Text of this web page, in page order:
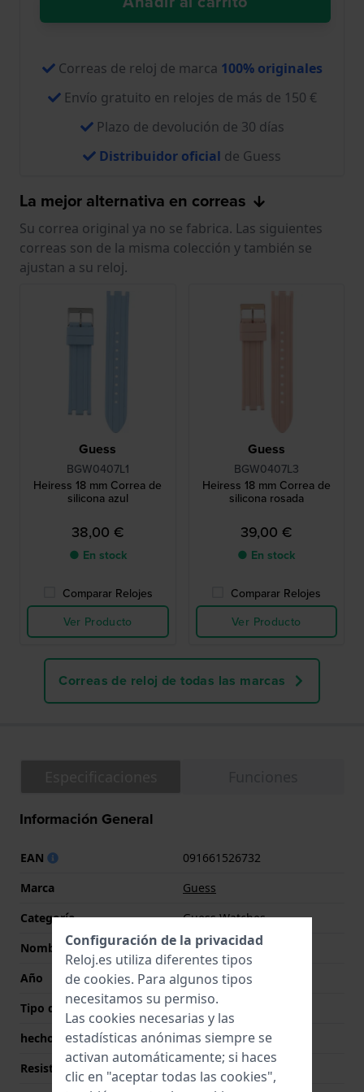
Correas de reloj de marca 100% originales
Envío gratuito en relojes de más de 150 €
Plazo de devolución de 30 días
Distribuidor oficial de Guess
La mejor alternativa en correas
Su correa original ya no se fabrica. Las siguientes
correas son de la misma colección y también se
ajustan a su reloj.
Guess
BGW0407L1
Heiress 18 mm Correa de
silicona azul
38,00 €
● En stock
Comparar Relojes
Ver Producto
Guess
BGW0407L3
Heiress 18 mm Correa de
silicona rosada
39,00 €
● En stock
Comparar Relojes
Ver Producto
Correas de reloj de todas las marcas
Información General
EAN
091661526732
Marca
Guess
Categoría
Guess Watches
Nombre
Heiress
Año
2022 Primavera/Verano
Tipo de pantalla
analógico
hecho en Suiza
No
Resistencia al agua
5 Bar (Ducha)
Configuración de la privacidad
Reloj.es utiliza diferentes tipos
de cookies. Para algunos tipos
necesitamos su permiso.
Las cookies necesarias y las
estadísticas anónimas siempre se
activan automáticamente; si haces
clic en "aceptar todas las cookies",